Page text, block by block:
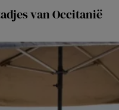
van Occitanië